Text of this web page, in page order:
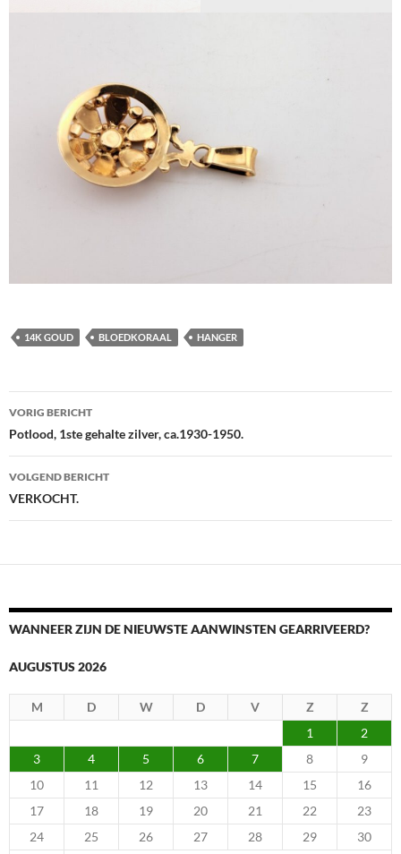
14K GOUD BLOEDKORAAL HANGER
Berichtnavigatie
VORIG BERICHT
Potlood, 1ste gehalte zilver, ca.1930-1950.
VOLGEND BERICHT
VERKOCHT.
WANNEER ZIJN DE NIEUWSTE AANWINSTEN GEARRIVEERD?
AUGUSTUS 2026
M D W D V Z
Z
1
2
3
4 5 6 7 8
9
10
11 12 13 14 15
16
17
18 19 20 21 22
23
24
25 26 27 28 29
30